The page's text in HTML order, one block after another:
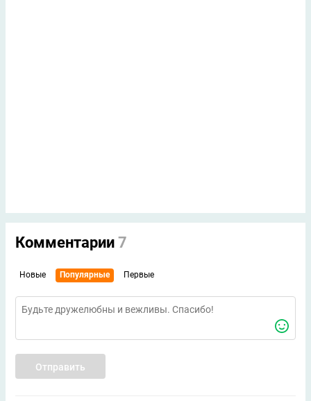
Комментарии 7
Новые Популярные Первые
Отправить